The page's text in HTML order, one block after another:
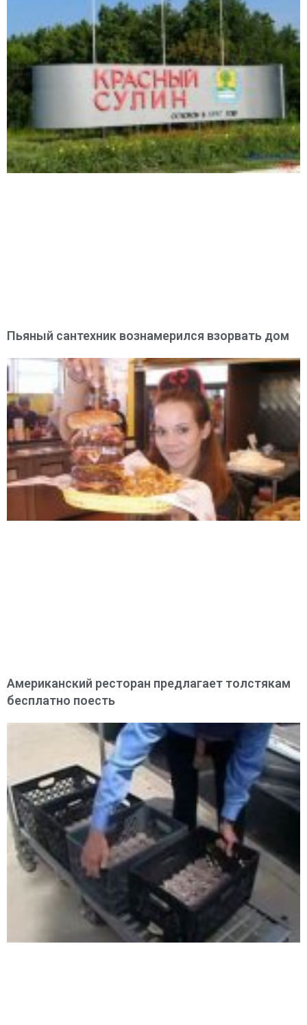
Пьяный сантехник вознамерился взорвать дом
Американский ресторан предлагает толстякам
бесплатно поесть